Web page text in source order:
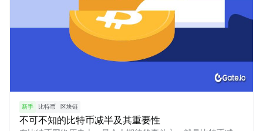
新手 比特币 区块链
不可不知的比特币减半及其重要性